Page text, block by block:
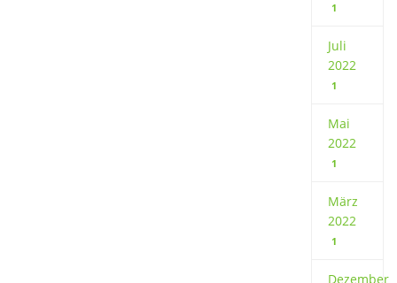
1
Juli
2022
1
Mai
2022
1
März
2022
1
Dezember